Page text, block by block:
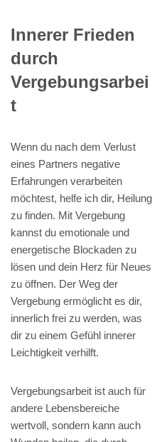
Innerer Frieden
durch
Vergebungsarbei
t
Wenn du nach dem Verlust
eines Partners negative
Erfahrungen verarbeiten
möchtest, helfe ich dir, Heilung
zu finden. Mit Vergebung
kannst du emotionale und
energetische Blockaden zu
lösen und dein Herz für Neues
zu öffnen. Der Weg der
Vergebung ermöglicht es dir,
innerlich frei zu werden, was
dir zu einem Gefühl innerer
Leichtigkeit verhilft.
Vergebungsarbeit ist auch für
andere Lebensbereiche
wertvoll, sondern kann auch